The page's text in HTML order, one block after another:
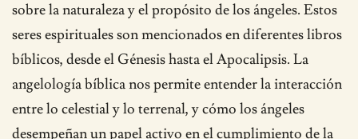
sobre la naturaleza y el propósito de los ángeles. Estos
seres espirituales son mencionados en diferentes libros
bíblicos, desde el Génesis hasta el Apocalipsis. La
angelología bíblica nos permite entender la interacción
entre lo celestial y lo terrenal, y cómo los ángeles
desempeñan un papel activo en el cumplimiento de la